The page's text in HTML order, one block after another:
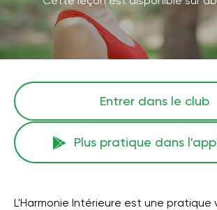
Entrer dans le club
Plus pratique dans
L'Harmonie Intérieure est une pratique